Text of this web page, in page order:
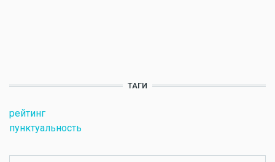
ТАГИ
рейтинг
пунктуальность